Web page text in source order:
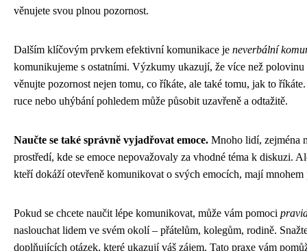
věnujete svou plnou pozornost.
Dalším klíčovým prvkem efektivní komunikace je neverbální
komunikujeme s ostatními. Výzkumy ukazují, že více než
věnujte pozornost nejen tomu, co říkáte, ale také tomu, jak to
ruce nebo uhýbání pohledem může působit uzavřeně a odtažitě.
Naučte se také správně vyjadřovat emoce. Mnoho lidí, zejména
prostředí, kde se emoce nepovažovaly za vhodné téma k diskuzi.
kteří dokáží otevřeně komunikovat o svých emocích, mají
Pokud se chcete naučit lépe komunikovat, může vám pomoci
naslouchat lidem ve svém okolí – přátelům, kolegům, rodině.
doplňujících otázek, které ukazují váš zájem. Tato praxe vám